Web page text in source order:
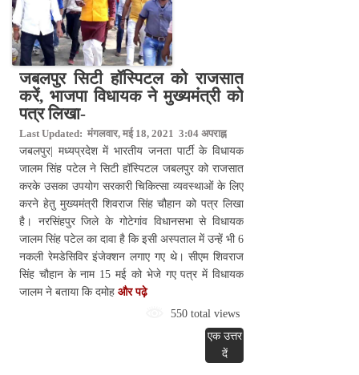
जबलपुर सिटी हॉस्पिटल को राजसात
करें, भाजपा विधायक ने मुख्यमंत्री को
पत्र लिखा-
Last Updated: मंगलवार, मई 18, 2021 3:04 अपराह्न
जबलपुर| मध्यप्रदेश में भारतीय जनता पार्टी के विधायक
जालम सिंह पटेल ने सिटी हॉस्पिटल जबलपुर को राजसात
करके उसका उपयोग सरकारी चिकित्सा व्यवस्थाओं के लिए
करने हेतु मुख्यमंत्री शिवराज सिंह चौहान को पत्र लिखा
है। नरसिंहपुर जिले के गोटेगांव विधानसभा से विधायक
जालम सिंह पटेल का दावा है कि इसी अस्पताल में उन्हें भी 6
नकली रेमडेसिविर इंजेक्शन लगाए गए थे। सीएम शिवराज
सिंह चौहान के नाम 15 मई को भेजे गए पत्र में विधायक
जालम ने बताया कि दमोह और पढ़े
550 total views
एक उत्तर
दें